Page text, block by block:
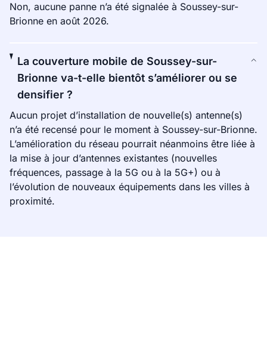
Non, aucune panne n’a été signalée à Soussey-sur-
Brionne en août 2026.
La couverture mobile de Soussey-sur-
Brionne va-t-elle bientôt s’améliorer ou se
densifier ?
Aucun projet d’installation de nouvelle(s) antenne(s)
n’a été recensé pour le moment à Soussey-sur-Brionne.
L’amélioration du réseau pourrait néanmoins être liée à
la mise à jour d’antennes existantes (nouvelles
fréquences, passage à la 5G ou à la 5G+) ou à
l’évolution de nouveaux équipements dans les villes à
proximité.